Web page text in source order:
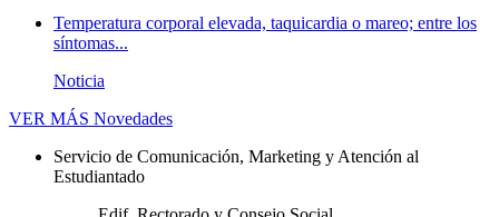
Temperatura corporal elevada, taquicardia o mareo; entre los
síntomas...
Noticia
VER MÁS Novedades
Servicio de Comunicación, Marketing y Atención al
Estudiantado